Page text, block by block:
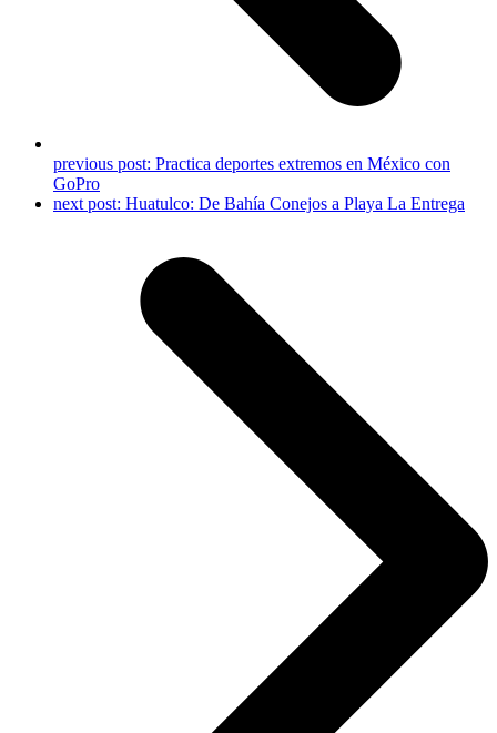
previous post: Practica deportes extremos en México con
GoPro
next post: Huatulco: De Bahía Conejos a Playa La Entrega